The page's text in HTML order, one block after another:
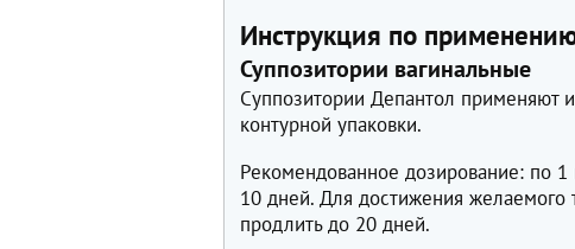
Инструкция по
Суппозитории вагинальные
Суппозитории Депантол применяют
контурной упаковки.
Рекомендованное дозирование: по
10 дней. Для достижения
продлить до 20 дней.